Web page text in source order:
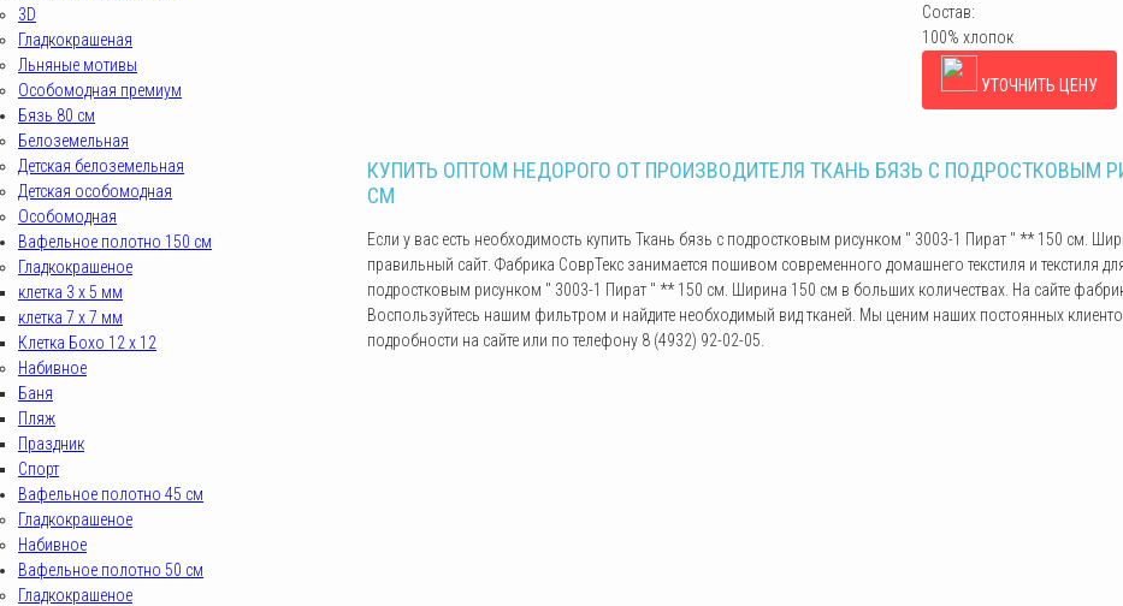
Состав:
100% хлопок
УТОЧНИТЬ ЦЕНУ
КУПИТЬ ОПТОМ НЕДОРОГО ОТ ПРОИЗВОДИТЕЛЯ ТКАНЬ БЯЗЬ С ПОДРОСТКОВЫМ
СМ
Если у вас есть необходимость купить Ткань бязь с подростковым рисунком " 3003-1 Пират " ** 150 см.
правильный сайт. Фабрика СоврТекс занимается пошивом современного домашнего текстиля и текстиля
подростковым рисунком " 3003-1 Пират " ** 150 см. Ширина 150 см в больших количествах. На сайте
Воспользуйтесь нашим фильтром и найдите необходимый вид тканей. Мы ценим наших постоянных
подробности на сайте или по телефону 8 (4932) 92-02-05.
3D
Гладкокрашеная
Льняные мотивы
Особомодная премиум
Бязь 80 см
Белоземельная
Детская белоземельная
Детская особомодная
Особомодная
Вафельное полотно 150 см
Гладкокрашеное
клетка 3 х 5 мм
клетка 7 х 7 мм
Клетка Бохо 12 x 12
Набивное
Баня
Пляж
Праздник
Спорт
Вафельное полотно 45 см
Гладкокрашеное
Набивное
Вафельное полотно 50 см
Гладкокрашеное